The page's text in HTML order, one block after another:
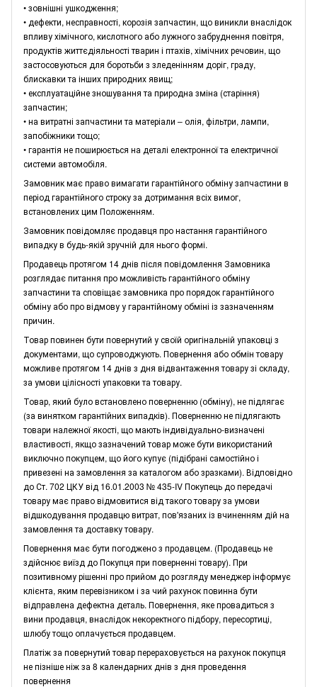
• зовнішні ушкодження;
• дефекти, несправності, корозія запчастин, що виникли внаслідок
впливу хімічного, кислотного або лужного забруднення повітря,
продуктів життєдіяльності тварин і птахів, хімічних речовин, що
застосовуються для боротьби з зледенінням доріг, граду,
блискавки та інших природних явищ;
• експлуатаційне зношування та природна зміна (старіння)
запчастин;
• на витратні запчастини та матеріали – олія, фільтри, лампи,
запобіжники тощо;
• гарантія не поширюється на деталі електронної та електричної
системи автомобіля.
Замовник має право вимагати гарантійного обміну запчастини в
період гарантійного строку за дотримання всіх вимог,
встановлених цим Положенням.
Замовник повідомляє продавця про настання гарантійного
випадку в будь-якій зручній для нього формі.
Продавець протягом 14 днів після повідомлення Замовника
розглядає питання про можливість гарантійного обміну
запчастини та сповіщає замовника про порядок гарантійного
обміну або про відмову у гарантійному обміні із зазначенням
причин.
Товар повинен бути повернутий у своїй оригінальній упаковці з
документами, що супроводжують. Повернення або обмін товару
можливе протягом 14 днів з дня відвантаження товару зі складу,
за умови цілісності упаковки та товару.
Товар, який було встановлено поверненню (обміну), не підлягає
(за винятком гарантійних випадків). Поверненню не підлягають
товари належної якості, що мають індивідуально-визначені
властивості, якщо зазначений товар може бути використаний
виключно покупцем, що його купує (підібрані самостійно і
привезені на замовлення за каталогом або зразками). Відповідно
до Ст. 702 ЦКУ від 16.01.2003 № 435-IV Покупець до передачі
товару має право відмовитися від такого товару за умови
відшкодування продавцю витрат, пов'язаних із вчиненням дій на
замовлення та доставку товару.
Повернення має бути погоджено з продавцем. (Продавець не
здійснює виїзд до Покупця при поверненні товару). При
позитивному рішенні про прийом до розгляду менеджер інформує
клієнта, яким перевізником і за чий рахунок повинна бути
відправлена дефектна деталь. Повернення, яке провадиться з
вини продавця, внаслідок некоректного підбору, пересортиці,
шлюбу тощо оплачується продавцем.
Платіж за повернутий товар перераховується на рахунок покупця
не пізніше ніж за 8 календарних днів з дня проведення
повернення